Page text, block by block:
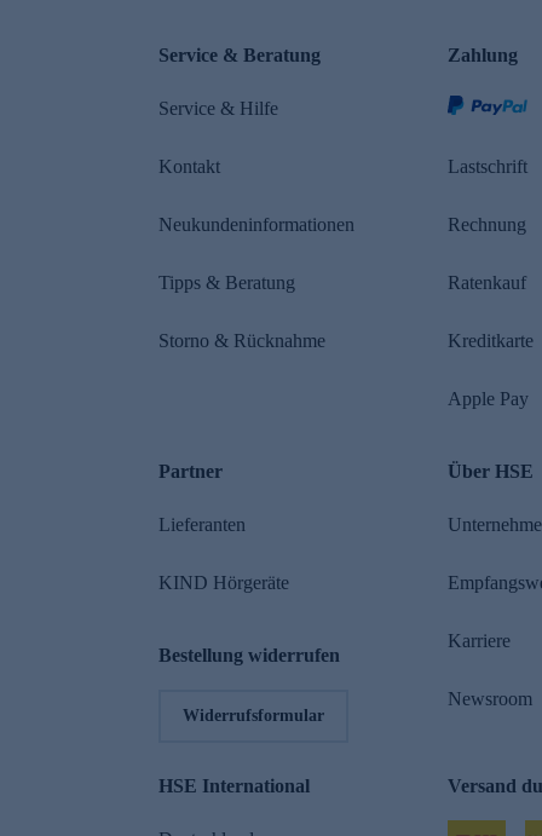
Service & Beratung
Service & Hilfe
Kontakt
Neukundeninformationen
Tipps & Beratung
Storno & Rücknahme
Zahlung
Lastschrift
Rechnung
Ratenkauf
Kreditkarte
Apple Pay
Partner
Lieferanten
KIND Hörgeräte
Bestellung widerrufen
Widerrufsformular
Über HSE
Karriere
Newsroom
HSE International Versand